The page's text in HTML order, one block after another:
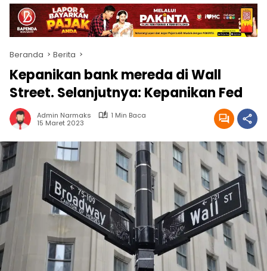
Beranda Berita
Kepanikan bank mereda di Wall
Street. Selanjutnya: Kepanikan Fed
Admin Narmaks
1 Min Baca
15 Maret 2023